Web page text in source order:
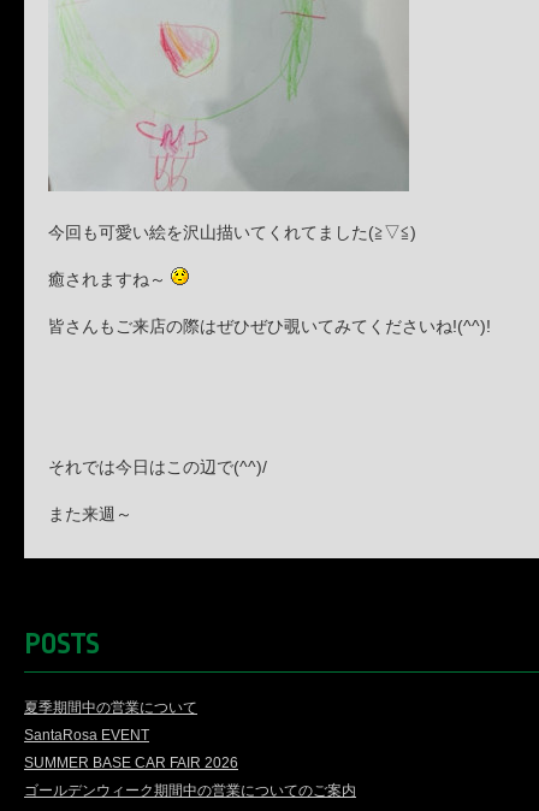
今回も可愛い絵を沢山描いてくれてました(≧▽≦)
癒されますね～
皆さんもご来店の際はぜひぜひ覗いてみてくださいね!(^^)!
それでは今日はこの辺で(^^)/
また来週～
POSTS
夏季期間中の営業について
SantaRosa EVENT
SUMMER BASE CAR FAIR 2026
ゴールデンウィーク期間中の営業についてのご案内